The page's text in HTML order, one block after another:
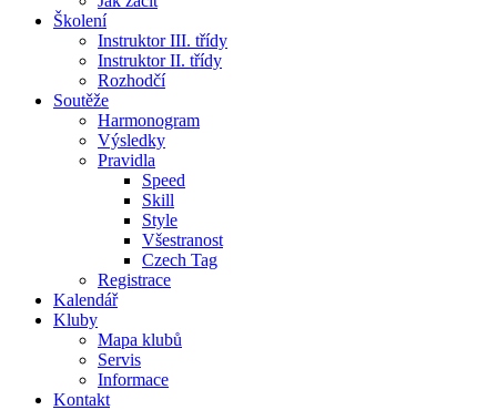
Školení
Instruktor III. třídy
Instruktor II. třídy
Rozhodčí
Soutěže
Harmonogram
Výsledky
Pravidla
Speed
Skill
Style
Všestranost
Czech Tag
Registrace
Kalendář
Kluby
Mapa klubů
Servis
Informace
Kontakt